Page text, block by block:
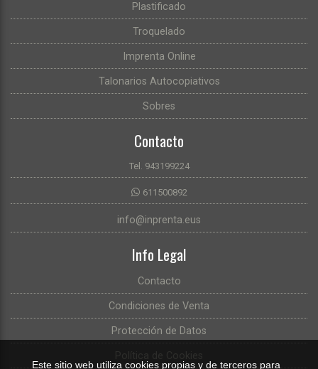
Plastificado
Troquelado
Imprenta Online
Talonarios Autocopiativos
Sobres
Contacto
Tel. 943199224
611500892
info@inprenta.eus
Info Legal
Contacto
Condiciones de Venta
Protección de Datos
Este sitio web utiliza cookies propias y de terceros para